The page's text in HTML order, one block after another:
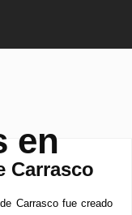
en
Carrasco
Carrasco fue creado